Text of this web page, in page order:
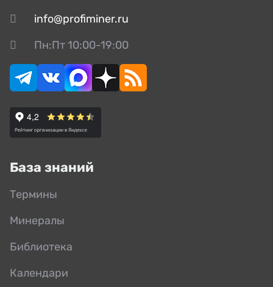
info@profiminer.ru
Пн:Пт 10:00-19:00
База знаний
Термины
Минералы
Библиотека
Календари